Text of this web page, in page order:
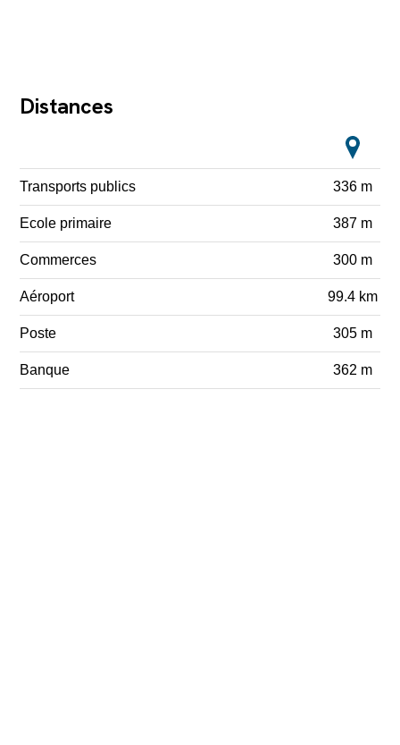
Distances
Transports publics 336 m
Ecole primaire 387 m
Commerces 300 m
Aéroport 99.4 km
Poste 305 m
Banque 362 m